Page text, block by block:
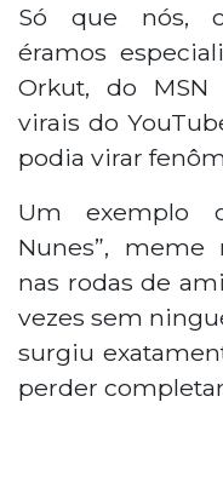
Só que nós,
éramos
Orkut, do
virais do
podia virar
Um exemplo
Nunes”, meme
nas rodas de
vezes sem
surgiu
perder